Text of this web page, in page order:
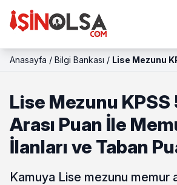
Anasayfa / Bilgi Bankası / Lise Mezunu
Lise Mezunu KPSS
Arası Puan İle
İlanları ve Taban
Kamuya Lise mezunu memur